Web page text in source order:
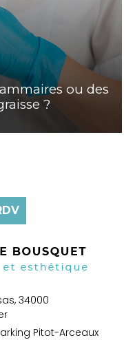
ou des
?
34000
Pitot-Arceaux